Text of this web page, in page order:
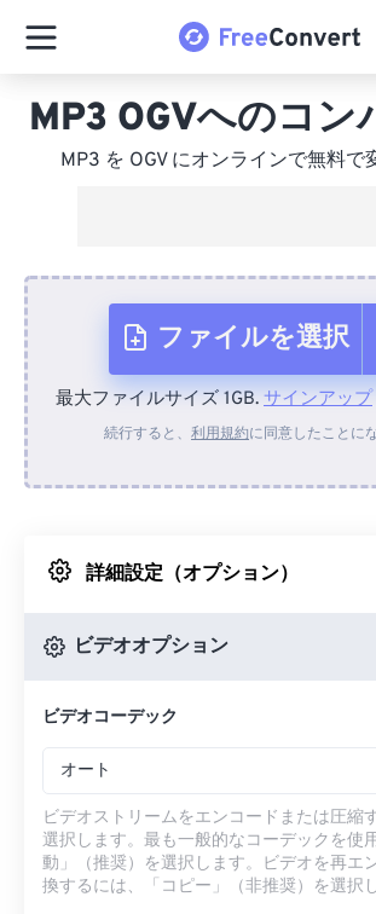
MP3 OGVへのコン
MP3 を OGV にオンラインで無料で
ファイルを選択
デバイスから
Googleドライブか
最大ファイルサイズ 1GB. サインアップ
続行すると、 利用規約に同意したことに
詳細設定（オプション）
ビデオオプション
ビデオコーデック
オート
ビデオストリームをエンコードまたは圧縮
選択します。最も一般的なコーデックを使
動」（推奨）を選択します。ビデオを再エ
換するには、「コピー」（非推奨）を選択